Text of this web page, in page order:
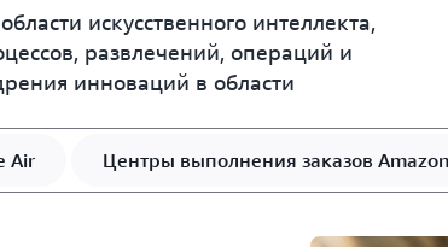
искусственного интеллекта,
развлечений, операций и
инноваций в области
Air Центры выполнения заказов